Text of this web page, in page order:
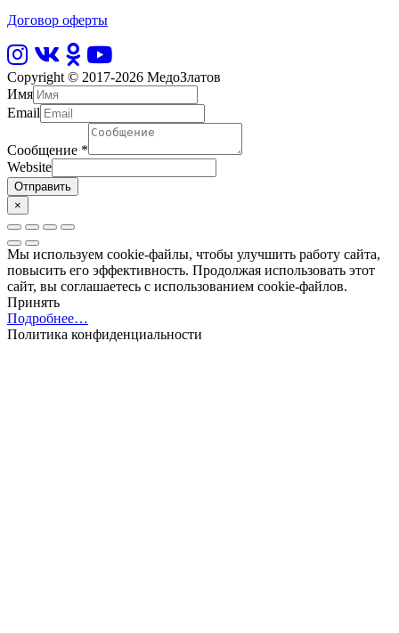
Договор оферты
Copyright © 2017-2026 МедоЗлатов
Имя
Email
Сообщение *
Website
Отправить
×
Мы используем cookie-файлы, чтобы улучшить работу сайта,
повысить его эффективность. Продолжая использовать этот
сайт, вы соглашаетесь с использованием cookie-файлов.
Принять
Подробнее…
Политика конфиденциальности